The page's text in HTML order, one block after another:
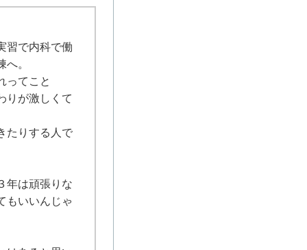
習で内科で働
。
ってこと
りが激しくて
たりする人で
年は頑張りな
もいいんじゃ